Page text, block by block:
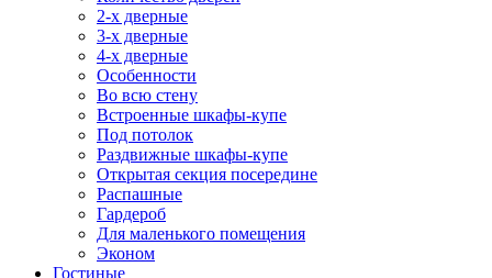
2-х дверные
3-х дверные
4-х дверные
Особенности
Во всю стену
Встроенные шкафы-купе
Под потолок
Раздвижные шкафы-купе
Открытая секция посередине
Распашные
Гардероб
Для маленького помещения
Эконом
Гостиные